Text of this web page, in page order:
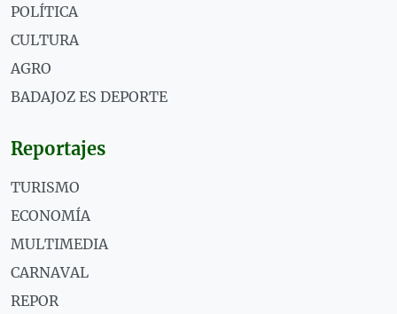
POLÍTICA
CULTURA
AGRO
BADAJOZ ES DEPORTE
Reportajes
TURISMO
ECONOMÍA
MULTIMEDIA
CARNAVAL
REPOR